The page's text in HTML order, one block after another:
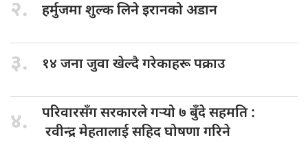
२. हर्मुजमा शुल्कलिने इरानको अडान
३. १४ जनाजुवा खेल्दै गरेकाहरू पक्राउ
४. परिवारसँग सरकारलेगर्‍यो ७ बुँदे सहमति :
रवीन्द्र मेहतालाई सहिद घोषणा गरिने